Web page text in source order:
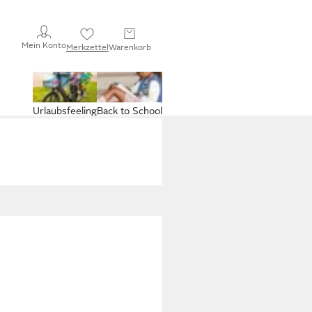
Mein KontoMerkzettelWarenkorb
Back to School
Urlaubsfeeling